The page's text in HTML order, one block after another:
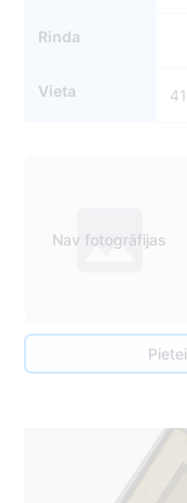
Rinda
Vieta
Nav fotogrāfijas